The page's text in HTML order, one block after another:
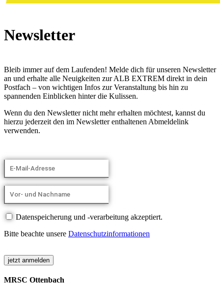
Newsletter
Bleib immer auf dem Laufenden! Melde dich für unseren Newsletter
an und erhalte alle Neuigkeiten zur ALB EXTREM direkt in dein
Postfach – von wichtigen Infos zur Veranstaltung bis hin zu
spannenden Einblicken hinter die Kulissen.
Wenn du den Newsletter nicht mehr erhalten möchtest, kannst du
hierzu jederzeit den im Newsletter enthaltenen Abmeldelink
verwenden.
Datenspeicherung und -verarbeitung akzeptiert.
Bitte beachte unsere Datenschutzinformationen
MRSC Ottenbach